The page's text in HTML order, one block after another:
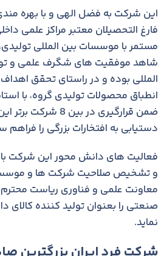
این شرکت به فضل الهی و با بهره
فارغ التحصيلان معتبر مراكز علمی
مستمر با موسسات بين المللی
شاهد موفقيت های شگرف علمی و
المللی بوده و در راستای تحقق
انطباق محصولات توليدی گروه، با
ضمن قرارگیری در
دستیابی به افتخارات بزرگی را
فعاليت های دانش محور اين شرکت
و تشخيص صلاحيت شرکت ها و
معاونت علمی و فناوری رياست
صنعتی را بعنوان توليد کننده کالای
نمايد.